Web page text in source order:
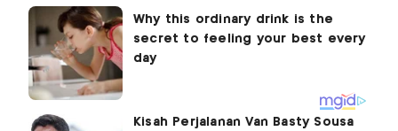
Kisah Perjalanan Van Basty Sousa